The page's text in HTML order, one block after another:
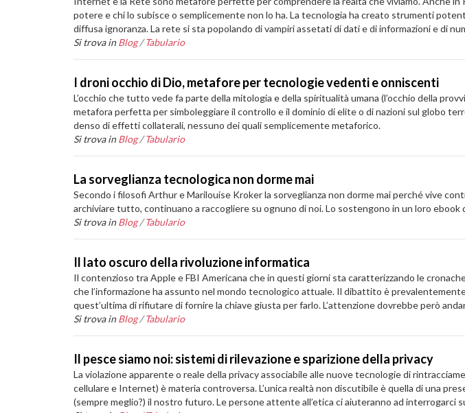
potere e chi lo subisce o semplicemente non lo ha. La tecnologia ha creato strumenti
diffusa ignoranza. La rete si sta popolando di vampiri assetati di dati e di informazioni e di
Si trova in Blog /Tabulario
I droni occhio di Dio, metafore per tecnologie vedenti e onniscenti
L’occhio che tutto vede fa parte della mitologia e della spiritualità umana (l’occhio della
metafora perfetta per simboleggiare il controllo e il dominio di elite o di nazioni sul globo
denso di effetti collaterali, nessuno dei quali semplicemente metaforico.
Si trova in Blog /Tabulario
La sorveglianza tecnologica non dorme mai
Secondo i filosofi Arthur e Marilouise Kroker la sorveglianza non dorme mai perché vive
archiviare tutto, continuano a raccogliere su ognuno di noi. Lo sostengono in un loro ebook
Si trova in Blog /Tabulario
Il lato oscuro della rivoluzione informatica
Il contenzioso tra Apple e FBI Americana che in questi giorni sta caratterizzando le
che l’informazione ha assunto nel mondo tecnologico attuale. Il dibattito è
quest’ultima di rifiutare di fornire la chiave giusta per farlo. L’attenzione dovrebbe però
Si trova in Blog /Tabulario
Il pesce siamo noi: sistemi di rilevazione e sparizione della privacy
La violazione apparente o reale della privacy associabile alle nuove tecnologie di
cellulare e Internet) è materia controversa. L’unica realtà non discutibile è quella di una
(sempre meglio?) il nostro futuro. Le persone attente all’etica ci aiuteranno ad interrogarci